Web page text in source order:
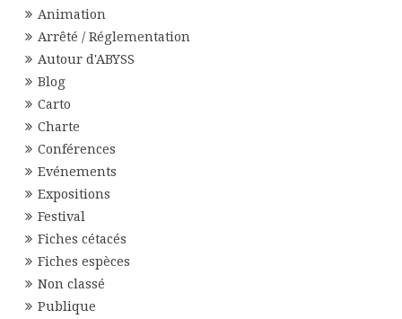
Animation
Arrêté / Réglementation
Autour d'ABYSS
Blog
Carto
Charte
Conférences
Evénements
Expositions
Festival
Fiches cétacés
Fiches espèces
Non classé
Publique